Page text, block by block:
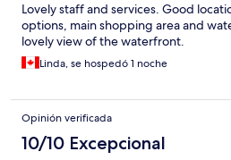
Lovely staff and services. Good
options, main shopping area and
lovely view of the waterfront.
Linda, se hospedó 1 noche
Opinión verificada
10/10 Excepcional